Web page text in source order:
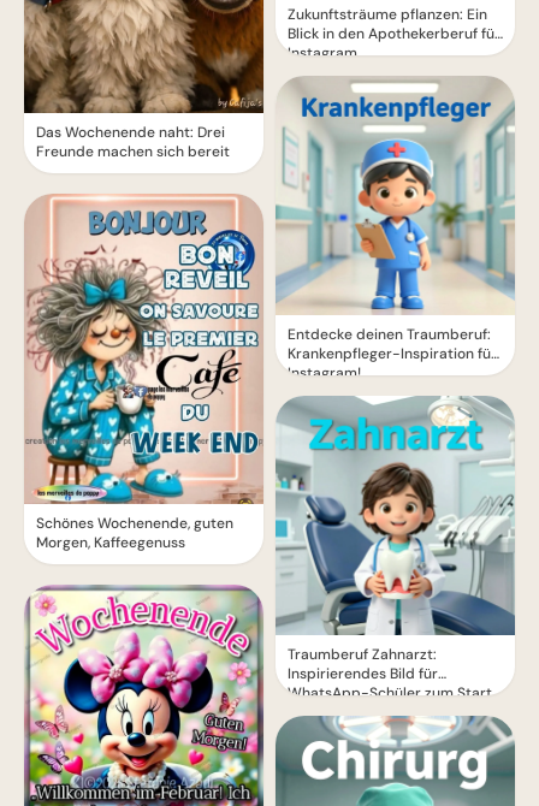
Das Wochenende naht: Drei
Freunde machen sich bereit
Schönes Wochenende, guten
Morgen, Kaffeegenuss
Zukunftsträume pflanzen: Ein
Blick in den Apothekerberuf für
Instagram
Entdecke deinen Traumberuf:
Krankenpfleger-Inspiration für
Instagram!
Traumberuf Zahnarzt:
Inspirierendes Bild für
WhatsApp-Schüler zum Start